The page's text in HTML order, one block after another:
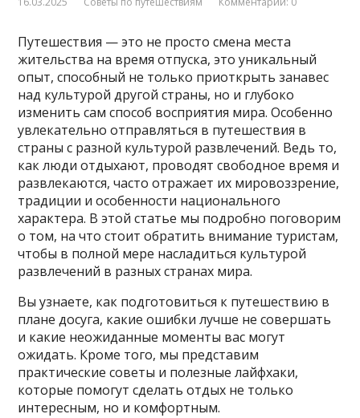
Путешествия — это не просто смена места
жительства на время отпуска, это уникальный
опыт, способный не только приоткрыть занавес
над культурой другой страны, но и глубоко
изменить сам способ восприятия мира. Особенно
увлекательно отправляться в путешествия в
страны с разной культурой развлечений. Ведь то,
как люди отдыхают, проводят свободное время и
развлекаются, часто отражает их мировоззрение,
традиции и особенности национального
характера. В этой статье мы подробно поговорим
о том, на что стоит обратить внимание туристам,
чтобы в полной мере насладиться культурой
развлечений в разных странах мира.
Вы узнаете, как подготовиться к путешествию в
плане досуга, какие ошибки лучше не совершать
и какие неожиданные моменты вас могут
ожидать. Кроме того, мы представим
практические советы и полезные лайфхаки,
которые помогут сделать отдых не только
интересным, но и комфортным.